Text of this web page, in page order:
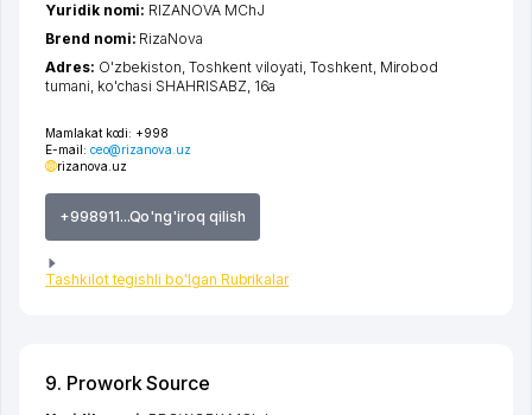
Mamlakat kodi: +998
E-mail: ceo@rizanova.uz
rizanova.uz
+998911...Qo'ng'iroq qilish
Tashkilot tegishli bo'lgan Rubrikalar
Yuridik nomi: RIZANOVA MChJ
Brend nomi: RizaNova
Adres: O'zbekiston,Toshkent viloyati,Toshkent, Mirobod
tumani, ko'chasi SHAHRISABZ, 16a
9. Prowork Source